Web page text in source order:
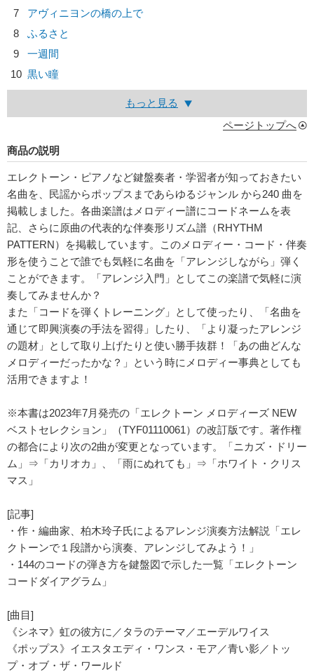
7
アヴィニヨンの橋の上で
8
ふるさと
9
一週間
10 黒い瞳
もっと見る
ページトップへ
商品の説明
エレクトーン・ピアノなど鍵盤奏者・学習者が知っておきたい
名曲を、民謡からポップスまであらゆるジャンル から240 曲を
掲載しました。各曲楽譜はメロディー譜にコードネームを表
記、さらに原曲の代表的な伴奏形リズム譜（RHYTHM
PATTERN）を掲載しています。このメロディー・コード・伴奏
形を使うことで誰でも気軽に名曲を「アレンジしながら」弾く
ことができます。「アレンジ入門」としてこの楽譜で気軽に演
奏してみませんか？
また「コードを弾くトレーニング」として使ったり、「名曲を
通じて即興演奏の手法を習得」したり、「より凝ったアレンジ
の題材」として取り上げたりと使い勝手抜群！「あの曲どんな
メロディーだったかな？」という時にメロディー事典としても
活用できますよ！
※本書は2023年7月発売の「エレクトーン メロディーズ NEW
ベストセレクション」（TYF01110061）の改訂版です。著作権
の都合により次の2曲が変更となっています。「ニカズ・ドリー
ム」⇒「カリオカ」、「雨にぬれても」⇒「ホワイト・クリス
マス」
[記事]
・作・編曲家、柏木玲子氏によるアレンジ演奏方法解説「エレ
クトーンで１段譜から演奏、アレンジしてみよう！」
・144のコードの弾き方を鍵盤図で示した一覧「エレクトーン
コードダイアグラム」
[曲目]
《シネマ》虹の彼方に／タラのテーマ／エーデルワイス
《ポップス》イエスタエディ・ワンス・モア／青い影／トッ
プ・オブ・ザ・ワールド